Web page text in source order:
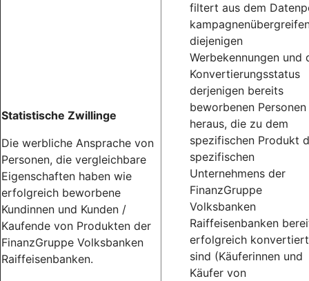
Statistische Zwillinge
Die werbliche Ansprache von
Personen, die vergleichbare
Eigenschaften haben wie
erfolgreich beworbene
Kundinnen und Kunden /
Kaufende von Produkten der
FinanzGruppe Volksbanken
Raiffeisenbanken.
filtert aus dem
diejenigen
Werbekennungen und
Konvertierungsstatus
derjenigen bereits
beworbenen Personen
heraus, die zu dem
spezifischen Produkt
spezifischen
Unternehmens der
FinanzGruppe
Volksbanken
Raiffeisenbanken
erfolgreich konvertiert
sind (Käuferinnen und
Käufer von